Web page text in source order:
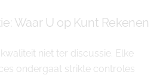
Waar U op Kunt Rekenen
niet ter discussie. Elke
ondergaat strikte controles